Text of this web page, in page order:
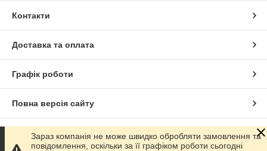
Контакти
Доставка та оплата
Графік роботи
Повна версія сайту
Сайт створено на маркетплейсіProm.ua
Зараз компанія не може швидко обробляти замовлення та
повідомлення, оскільки за її графіком роботи сьогодні